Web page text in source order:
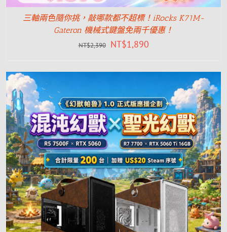
三軸兩色隨你挑，敲哪款都不超標！iRocks K71M-
Gateron 機械式鍵盤免兩千優惠！
NT$2,390 NT$1,890